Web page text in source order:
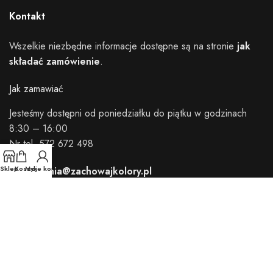
Kontakt
Wszelkie niezbędne informacje dostępne są na stronie jak
składać zamówienie.
Jak zamawiać
Jesteśmy dostępni od poniedziałku do piątku w godzinach
8:30 – 16:00
Nr tel. 572 672 498
zamowienia@zachowajkolory.pl
SklepKoszykMoje konto